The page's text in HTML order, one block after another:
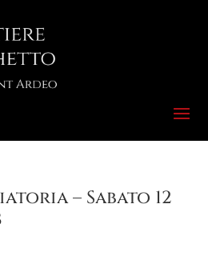
– Sabato 12